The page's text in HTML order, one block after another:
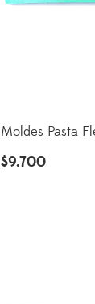
Moldes Pasta
$9.700